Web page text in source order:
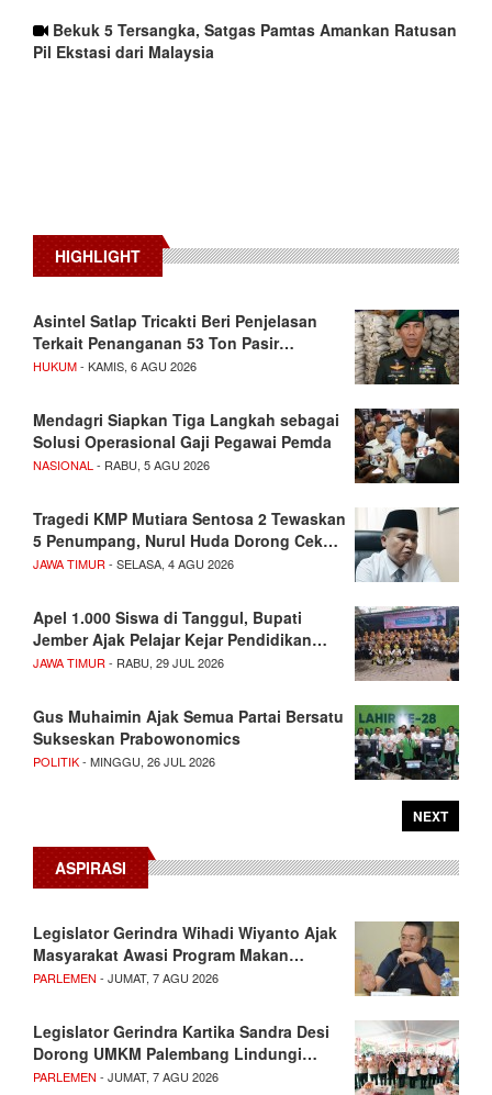
Bekuk 5 Tersangka, Satgas Pamtas Amankan Ratusan
Pil Ekstasi dari Malaysia
HIGHLIGHT
Asintel Satlap Tricakti Beri Penjelasan
Terkait Penanganan 53 Ton Pasir…
HUKUM- KAMIS, 6 AGU 2026
Mendagri Siapkan Tiga Langkah sebagai
Solusi Operasional Gaji Pegawai Pemda
NASIONAL - RABU, 5 AGU 2026
Tragedi KMP Mutiara Sentosa 2 Tewaskan
5 Penumpang, Nurul Huda Dorong Cek…
JAWA TIMUR - SELASA, 4 AGU 2026
Apel 1.000 Siswa di Tanggul, Bupati
Jember Ajak Pelajar Kejar Pendidikan…
JAWA TIMUR - RABU, 29 JUL 2026
Gus Muhaimin Ajak Semua Partai Bersatu
Sukseskan Prabowonomics
POLITIK- MINGGU, 26 JUL 2026
NEXT
ASPIRASI
Legislator Gerindra Wihadi Wiyanto Ajak
Masyarakat Awasi Program Makan…
PARLEMEN - JUMAT, 7 AGU 2026
Legislator Gerindra Kartika Sandra Desi
Dorong UMKM Palembang Lindungi…
PARLEMEN - JUMAT, 7 AGU 2026